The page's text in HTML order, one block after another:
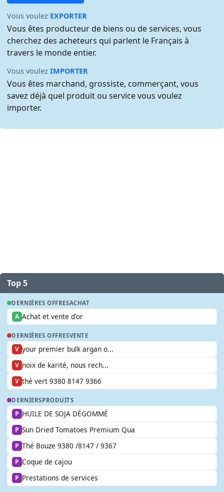
Vous voulez EXPORTER
Vous êtes producteur de biens ou de services, vous
cherchez des acheteurs qui parlent le Français à
travers le monde entier.
Vous voulezIMPORTER
Vous êtes marchand, grossiste, commerçant, vous
savez déjà quel produit ou service vous voulez
importer.
Top 5
DERNIÈRES OFFRESACHAT
A Achat et vente d'or
DERNIÈRES OFFRESVENTE
V your premier bulk argan o...
V noix de karité, nous rech...
V thé vert 9380 8147 9366
DERNIERSPRODUITS
P HUILE DE SOJA DÉGOMMÉ
P Sun Dried Tomatoes Premium Qua
P Thé Bouze 9380 /8147 / 9367
P Coque de cajou
P Prestations de services